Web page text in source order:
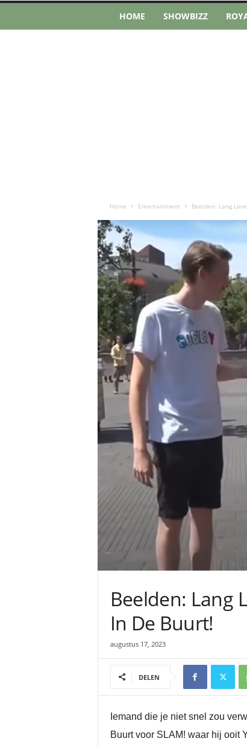
HOME SHOWBIZZ
Home Entertainment Beelden: Lang
Beelden: Lang
In De Buurt!
augustus 17, 2023
DELEN
Iemand die je niet snel zou
Buurt voor SLAM! waar hij ooit